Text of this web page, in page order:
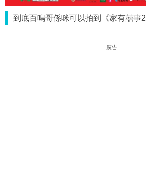
到底百鳴哥係咪可以拍到《家有囍
廣告